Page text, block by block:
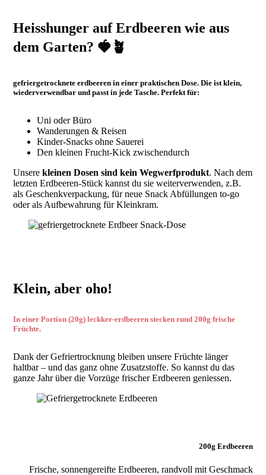
Heisshunger auf Erdbeeren wie aus
dem Garten? 🍓🪴
gefriergetrocknete erdbeeren in einerpraktischen Dose. Die ist klein,
wiederverwendbar und passt in jede Tasche. Perfekt für:
Uni oder Büro
Wanderungen & Reisen
Kinder-Snacks ohne Sauerei
Den kleinen Frucht-Kick zwischendurch
Unserekleinen Dosen sind kein Wegwerfprodukt. Nach dem
letzten Erdbeeren-Stück kannst du sie weiterverwenden, z.B.
als Geschenkverpackung, für neue Snack Abfüllungen to-go
oder als Aufbewahrung für Kleinkram.
Klein, aber oho!
In einer Portion (20g) leckker-erdbeeren stecken rund 200g frische
Früchte.
Dank der Gefriertrocknung bleiben unsere Früchte länger
haltbar – und das ganz ohne Zusatzstoffe. So kannst du das
ganze Jahr über die Vorzüge frischer Erdbeeren geniessen.
200g Erdbeeren
Frische, sonnengereifte Erdbeeren, randvoll mit Geschmack